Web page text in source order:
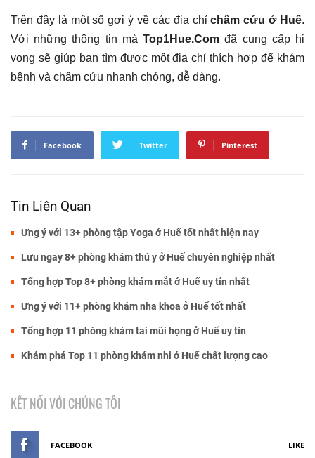
Trên đây là một số gợi ý về các địa chỉchâm cứu ở Huế.
Với những thông tin màTop1Hue.Com đã cung cấp hi
vọng sẽ giúp bạn tìm được một địa chỉ thích hợp để khám
bệnh và châm cứu nhanh chóng, dễ dàng.
Facebook Twitter Pinterest
Tin Liên Quan
Ưng ý với 13+ phòng tập Yoga ở Huế tốt nhất hiện nay
Lưu ngay 8+ phòng khám thú y ở Huế chuyên nghiệp nhất
Tổng hợp Top 8+ phòng khám mắt ở Huế uy tín nhất
Ưng ý với 11+ phòng khám nha khoa ở Huế tốt nhất
Tổng hợp 11 phòng khám tai mũi họng ở Huế uy tín
Khám phá Top 11 phòng khám nhi ở Huế chất lượng cao
KẾT NỐI VỚI CHÚNG TÔI
FACEBOOK LIKE